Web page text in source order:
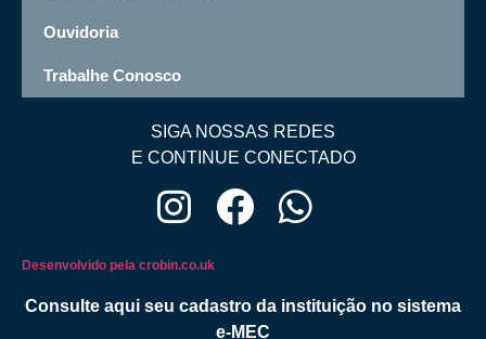
Ouvidoria
Trabalhe Conosco
SIGA NOSSAS REDES
E CONTINUE CONECTADO
Desenvolvido pela crobin.co.uk
Consulte aqui seu cadastro da instituição no sistema
e-MEC